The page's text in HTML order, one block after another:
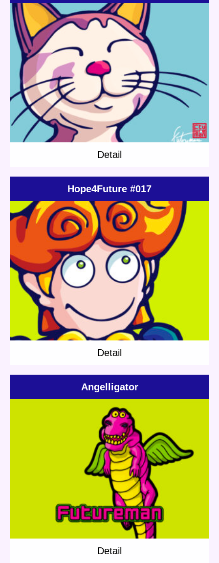
2022.03.18
Category:Others
Detail
Detail
Hope4Future #017
Update: 2022.02.05
Category: Others Shop NFT
Detail
Detail
Angelligator
Update:2020.07.17
Others Short story Mushroom Robo
Detail